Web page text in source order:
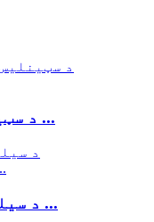
د سټینلیس سټیل شیف چاقو ...
د سیلیکا جیل 19 ټوټه سیټ ...